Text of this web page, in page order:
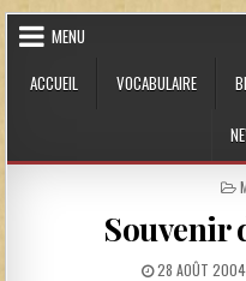
Skip to content
MENU
ACCUEIL
VOCABULAIRE
Souvenir
PUBLISHED
28 AOÛT 2004